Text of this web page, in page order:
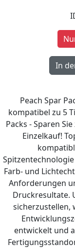
Peach Spar
kompatibel zu 5
Packs - Sparen
Einzelkauf!
Farb- und
Anforderungen
Druckresultate.
sicherzustellen,
entwickelt und